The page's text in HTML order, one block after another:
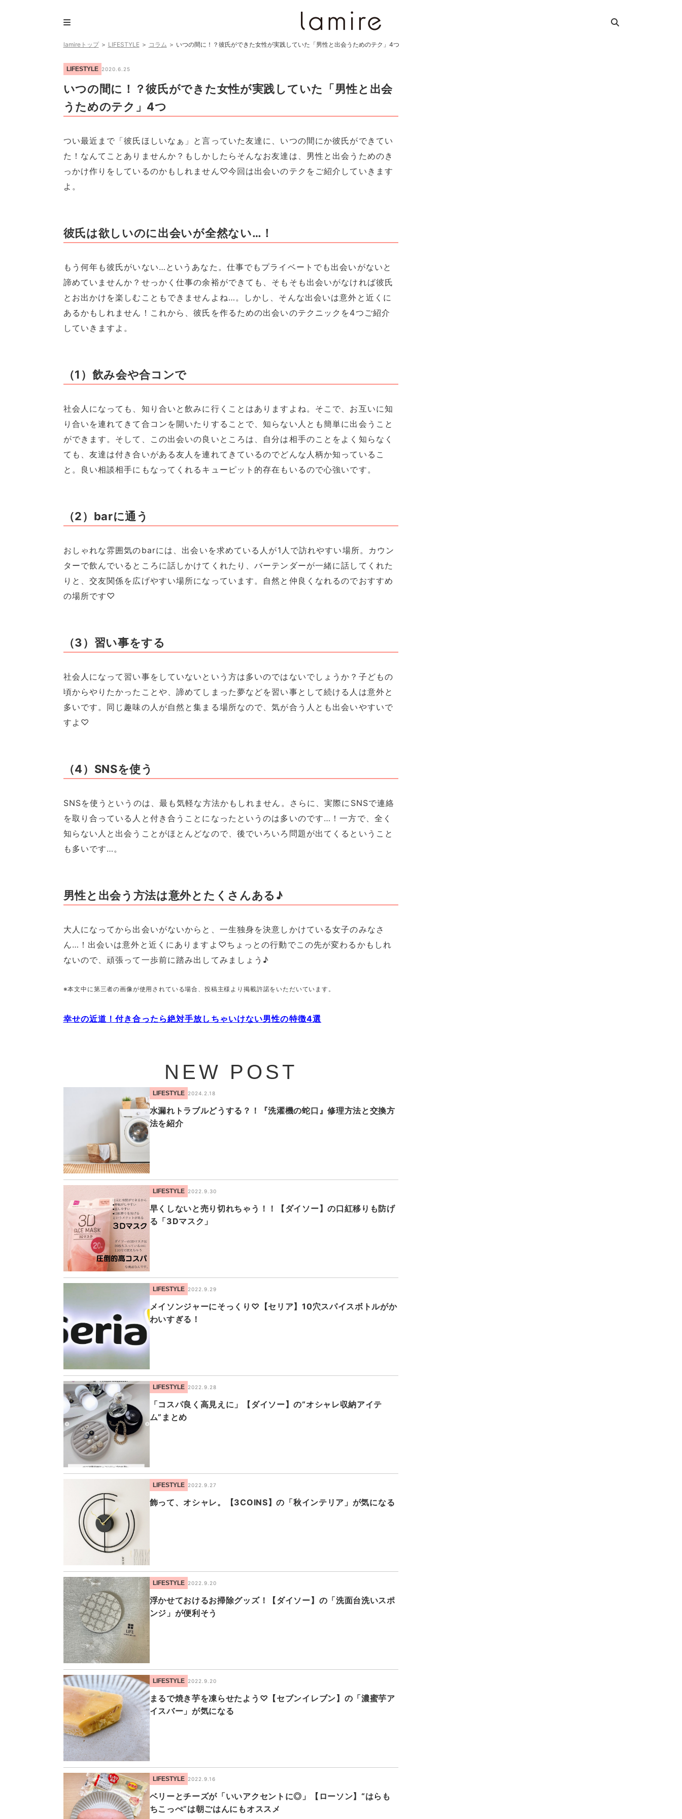
lamireトップ＞ LIFESTYLE＞ コラム ＞ いつの間に！？彼氏ができた女性が実践していた「男性と出会うためのテク」4つ
LIFESTYLE 2020.6.25
いつの間に！？彼氏ができた女性が実践していた「男性と出会
うためのテク」4つ
つい最近まで「彼氏ほしいなぁ」と言っていた友達に、いつの間にか彼氏ができてい
た！なんてことありませんか？もしかしたらそんなお友達は、男性と出会うためのき
っかけ作りをしているのかもしれません♡今回は出会いのテクをご紹介していきます
よ。
彼氏は欲しいのに出会いが全然ない…！
もう何年も彼氏がいない…というあなた。仕事でもプライベートでも出会いがないと
諦めていませんか？せっかく仕事の余裕ができても、そもそも出会いがなければ彼氏
とお出かけを楽しむこともできませんよね…。しかし、そんな出会いは意外と近くに
あるかもしれません！これから、彼氏を作るための出会いのテクニックを4つご紹介
していきますよ。
（1）飲み会や合コンで
社会人になっても、知り合いと飲みに行くことはありますよね。そこで、お互いに知
り合いを連れてきて合コンを開いたりすることで、知らない人とも簡単に出会うこと
ができます。そして、この出会いの良いところは、自分は相手のことをよく知らなく
ても、友達は付き合いがある友人を連れてきているのでどんな人柄か知っているこ
と。良い相談相手にもなってくれるキューピット的存在もいるので心強いです。
（2）barに通う
おしゃれな雰囲気のbarには、出会いを求めている人が1人で訪れやすい場所。カウン
ターで飲んでいるところに話しかけてくれたり、バーテンダーが一緒に話してくれた
りと、交友関係を広げやすい場所になっています。自然と仲良くなれるのでおすすめ
の場所です♡
（3）習い事をする
社会人になって習い事をしていないという方は多いのではないでしょうか？子どもの
頃からやりたかったことや、諦めてしまった夢などを習い事として続ける人は意外と
多いです。同じ趣味の人が自然と集まる場所なので、気が合う人とも出会いやすいで
すよ♡
（4）SNSを使う
SNSを使うというのは、最も気軽な方法かもしれません。さらに、実際にSNSで連絡
を取り合っている人と付き合うことになったというのは多いのです…！一方で、全く
知らない人と出会うことがほとんどなので、後でいろいろ問題が出てくるということ
も多いです…。
男性と出会う方法は意外とたくさんある♪
大人になってから出会いがないからと、一生独身を決意しかけている女子のみなさ
ん…！出会いは意外と近くにありますよ♡ちょっとの行動でこの先が変わるかもしれ
ないので、頑張って一歩前に踏み出してみましょう♪
※本文中に第三者の画像が使用されている場合、投稿主様より掲載許諾をいただいています。
幸せの近道！付き合ったら絶対手放しちゃいけない男性の特徴4選
NEW POST
LIFESTYLE 2024.2.18
水漏れトラブルどうする？！『洗濯機の蛇口』修理方法と交換方
法を紹介
LIFESTYLE 2022.9.30
早くしないと売り切れちゃう！！【ダイソー】の口紅移りも防げ
る「3Dマスク」
LIFESTYLE 2022.9.29
メイソンジャーにそっくり♡【セリア】10穴スパイスボトルがか
わいすぎる！
LIFESTYLE 2022.9.28
「コスパ良く高見えに」【ダイソー】の“オシャレ収納アイテ
ム”まとめ
LIFESTYLE 2022.9.27
飾って、オシャレ。【3COINS】の「秋インテリア」が気になる
LIFESTYLE 2022.9.20
浮かせておけるお掃除グッズ！【ダイソー】の「洗面台洗いスポ
ンジ」が便利そう
LIFESTYLE 2022.9.20
まるで焼き芋を凍らせたよう♡【セブンイレブン】の「濃蜜芋ア
イスバー」が気になる
LIFESTYLE 2022.9.16
ベリーとチーズが「いいアクセントに◎」【ローソン】“はらも
ちこっぺ”は朝ごはんにもオススメ